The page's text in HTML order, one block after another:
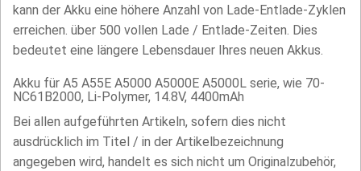
kann der Akku eine höhere Anzahl von Lade-Entlade-Zyklen
erreichen. über 500 vollen Lade / Entlade-Zeiten. Dies
bedeutet eine längere Lebensdauer Ihres neuen Akkus.
Akku für A5 A55E A5000 A5000E A5000L serie, wie 70-
NC61B2000, Li-Polymer, 14.8V, 4400mAh
Bei allen aufgeführten Artikeln, sofern dies nicht
ausdrücklich im Titel / in der Artikelbezeichnung
angegeben wird, handelt es sich nicht um Originalzubehör,